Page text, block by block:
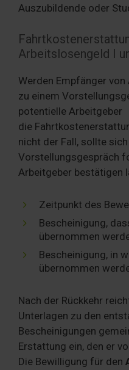
Auszubildende oder
Arbeitslosengeld I
Werden Empfänger
zu einem
potentielle Arbeitgeber
die
nicht der Fall, sollte
Vorstellungsgespräch
Arbeitgeber bestätigen
Zeitpunkt des
Bescheinigung,
übernommen
Bescheinigung, in
übernommen
Nach der Rückkehr
Unterlagen zu den
Bescheinigungen
Erstattung ein, den er
Die Bewilligung für den